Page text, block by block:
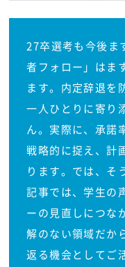
27卒選考も今後ま
者フォロー」はま
ます。内定辞退を
一人ひとりに寄り
ん。実際に、承諾
戦略的に捉え、計
ります。では、そ
記事では、学生の
ーの見直しにつな
解のない領域だか
返る機会としてご